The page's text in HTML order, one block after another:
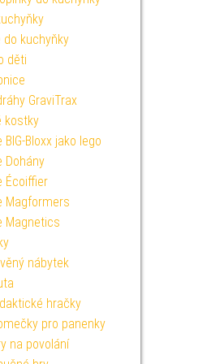
do kuchyňky
děti
GraviTrax
kostky
Bloxx jako lego
Dohány
Écoiffier
Magformers
Magnetics
nábytek
hračky
pro panenky
na povolání